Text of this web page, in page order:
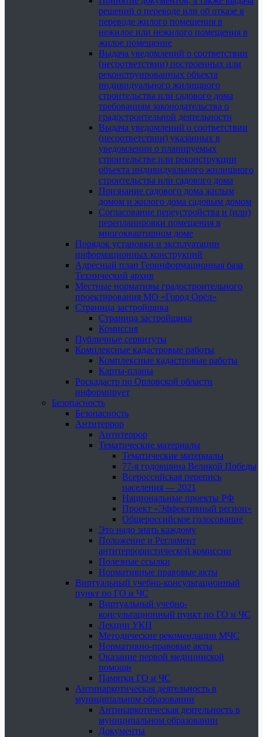
решений о переводе или об отказе в
переводе жилого помещения в
нежилое или нежилого помещения в
жилое помещение
Выдача уведомлений о соответствии
(несоответствии) построенных или
реконструированных объекта
индивидуального жилищного
строительства или садового дома
требованиям законодательства о
градостроительной деятельности
Выдача уведомлений о соответствии
(несоответствии) указанных в
уведомлении о планируемых
строительстве или реконструкции
объекта индивидуального жилищного
строительства или садового дома
Признание садового дома жилым
домом и жилого дома садовым домом
Согласование переустройства и (или)
перепланировки помещения в
многоквартирном доме
Порядок установки и эксплуатации
информационных конструкций
Адресный план Геоинформационная база
Технический архив
Местные нормативы градостроительного
проектирования МО «Город Орёл»
Страница застройщика
Страница застройщика
Комиссия
Публичные сервитуты
Комплексные кадастровые работы
Комплексные кадастровые работы
Карты-планы
Роскадастр по Орловской области
информирует
Безопасность
Безопасность
Антитеррор
Антитеррор
Тематические материалы
Тематические материалы
77-я годовщина Великой Победы
Всероссийская перепись
населения — 2021
Национальные проекты РФ
Проект «Эффективный регион»
Общероссийское голосование
Это надо знать каждому
Положение и Регламент
антитеррористической комиссии
Полезные ссылки
Нормативные правовые акты
Виртуальный учебно-консультационный
пункт по ГО и ЧС
Виртуальный учебно-
консультационный пункт по ГО и ЧС
Лекции УКП
Методические рекомендации МЧС
Нормативно-правовые акты
Оказание первой медицинской
помощи
Памятки ГО и ЧС
Антинаркотическая деятельность в
муниципальном образовании
Антинаркотическая деятельность в
муниципальном образовании
Документы